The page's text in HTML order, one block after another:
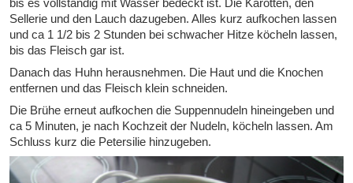
bis es vollständig mit Wasser bedeckt ist. Die Karotten, den
Sellerie und den Lauch dazugeben. Alles kurz aufkochen lassen
und ca 1 1/2 bis 2 Stunden bei schwacher Hitze köcheln lassen,
bis das Fleisch gar ist.
Danach das Huhn herausnehmen. Die Haut und die Knochen
entfernen und das Fleisch klein schneiden.
Die Brühe erneut aufkochen die Suppennudeln hineingeben und
ca 5 Minuten, je nach Kochzeit der Nudeln, köcheln lassen. Am
Schluss kurz die Petersilie hinzugeben.